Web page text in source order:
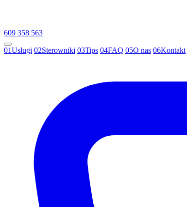
609 358 563
01Usługi 02Sterowniki 03Tips 04FAQ 05O nas 06Kontakt